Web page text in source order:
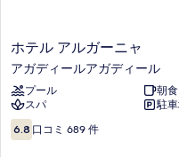
べ
て
の
写
詳
ホ
テ
ル
ア
ル
ガ
ー
ホテル アルガーニャ
アガディールアガディール
プール
朝
スパ
駐
10
段
6.8 口コミ 689 件